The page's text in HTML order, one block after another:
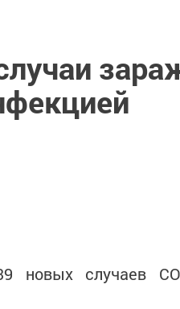
новых случаев